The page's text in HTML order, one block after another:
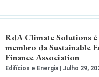
RdA Climate Solutions
membro da Sustainable
Finance Association
Edifícios e Energia Julho 29,